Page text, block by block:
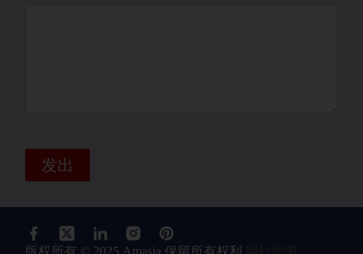
发出
版权所有 © 2025 Amasia 保留所有权利